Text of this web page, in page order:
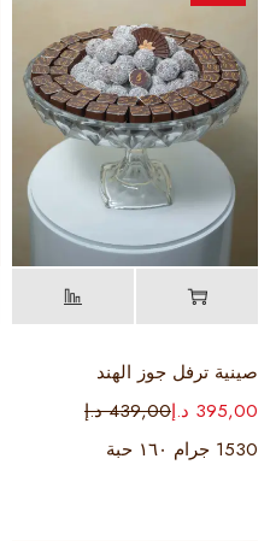
صينية ترفل جوز الهند
439,00 د.إ 395,00 د.إ
1530 جرام ١٦٠ حبة